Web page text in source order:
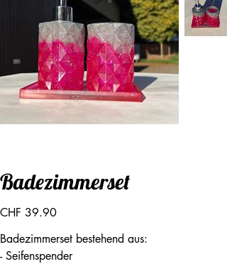
Badezimmerset
Preis
CHF 39.90
Badezimmerset bestehend aus:
- Seifenspender